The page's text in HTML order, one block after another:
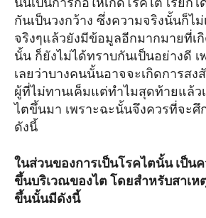
กันเป็นวงกว้าง ซึ่งความจริงนั้นก็ไม่
จริงๆแล้วยังมีข้อมูลอีกมากมายที่เ
นั้น ก็ยังไม่ได้ทราบกันเป็นอย่างดี
เลยว่าบางคนนั้นอาจจะเกิดการสง
ผู้ที่ไม่ทานเค็มแต่ทำไมสุดท้ายแล้ว
ไตขึ้นมา เพราะฉะนั้นจึงควรที่จะศึ
ดังนี้
ในส่วนของการเป็นโรคไตนั้น เป็น
ขึ้นบริเวณของไต โดยสำหรับสาเห
ขึ้นนั้นมีดังนี้